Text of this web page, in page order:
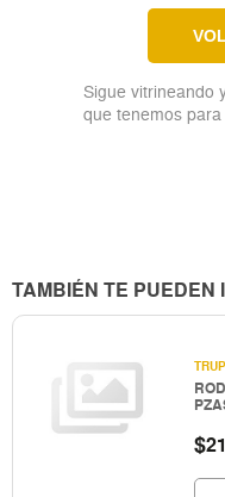
Sigue vitrineando
que tenemos para
TAMBIÉN TE PUEDEN
$